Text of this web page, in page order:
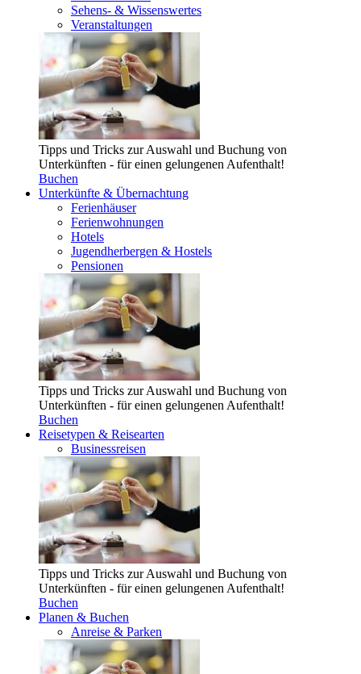
Sehens- & Wissenswertes
Veranstaltungen
Tipps und Tricks zur Auswahl und Buchung von
Unterkünften - für einen gelungenen Aufenthalt!
Buchen
Unterkünfte & Übernachtung
Ferienhäuser
Ferienwohnungen
Hotels
Jugendherbergen & Hostels
Pensionen
Tipps und Tricks zur Auswahl und Buchung von
Unterkünften - für einen gelungenen Aufenthalt!
Buchen
Reisetypen & Reisearten
Businessreisen
Tipps und Tricks zur Auswahl und Buchung von
Unterkünften - für einen gelungenen Aufenthalt!
Buchen
Planen & Buchen
Anreise & Parken